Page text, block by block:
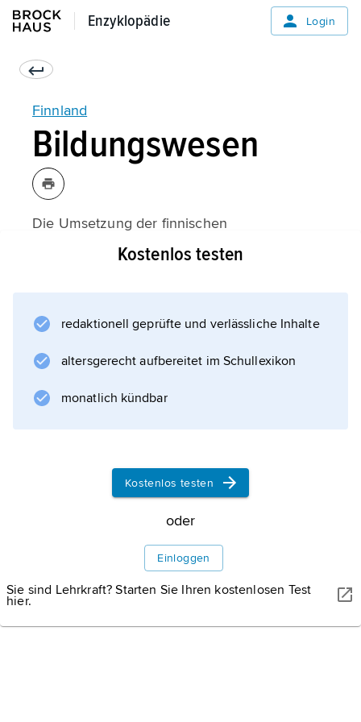
Enzyklopädie
Enzyklopädie Login
Finnland
Bildungswesen
Die Umsetzung der finnischen
Bildungsgesetze obliegt auf zentraler
Lebensjahr bei kostenfreiem Unterricht. Der
Besuch der einjährigen Vorschule für Kinder
circa 66 % der Kinder wahrgenommen.
Informationen zum Artikel
Kostenlos testen
redaktionell geprüfte und verlässliche Inhalte
altersgerecht aufbereitet im Schullexikon
monatlich kündbar
Kostenlos testen
oder
Einloggen
Sie sind Lehrkraft? Starten Sie Ihren kostenlosen Test
hier.